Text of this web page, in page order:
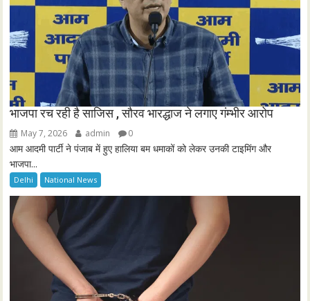
भाजपा रच रही है साजिस , सौरव भारद्धाज ने लगाए गंम्भीर आरोप
May 7, 2026 admin 0
आम आदमी पार्टी ने पंजाब में हुए हालिया बम धमाकों को लेकर उनकी टाइमिंग और
भाजपा...
Delhi National News